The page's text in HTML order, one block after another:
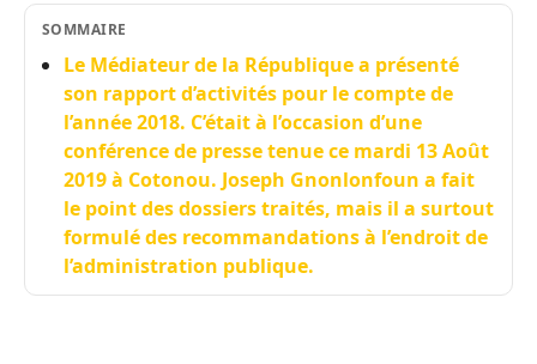
SOMMAIRE
Le Médiateur de la République a présenté
son rapport d’activités pour le compte de
l’année 2018. C’était à l’occasion d’une
conférence de presse tenue ce mardi 13 Août
2019 à Cotonou. Joseph Gnonlonfoun a fait
le point des dossiers traités, mais il a surtout
formulé des recommandations à l’endroit de
l’administration publique.